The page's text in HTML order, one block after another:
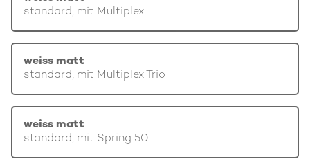
standard, mit Multiplex
weiss matt
standard, mit Multiplex Trio
weiss matt
standard, mit Spring 50